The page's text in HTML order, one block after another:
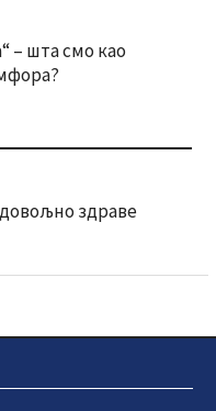
– шта смо као
здраве